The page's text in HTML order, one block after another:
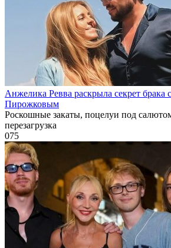
Анжелика Ревва раскрыла секрет брака
Пирожковым
Роскошные закаты, поцелуи под
перезагрузка
075